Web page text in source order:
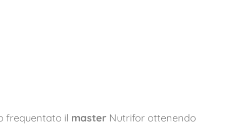
frequentato il master Nutrifor ottenendo